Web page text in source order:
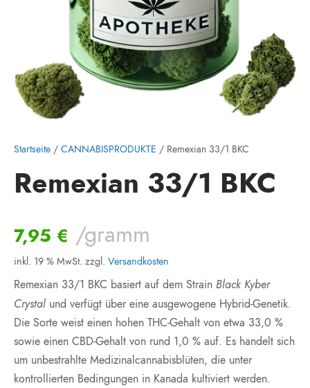
Startseite / CANNABISPRODUKTE / Remexian 33/1 BKC
Remexian 33/1 BKC
7,95 € /gramm
inkl. 19 % MwSt. zzgl. Versandkosten
Remexian 33/1 BKC basiert auf dem Strain Black Kyber
Crystal und verfügt über eine ausgewogene Hybrid-Genetik.
Die Sorte weist einen hohen THC-Gehalt von etwa 33,0 %
sowie einen CBD-Gehalt von rund 1,0 % auf. Es handelt sich
um unbestrahlte Medizinalcannabisblüten, die unter
kontrollierten Bedingungen in Kanada kultiviert werden.